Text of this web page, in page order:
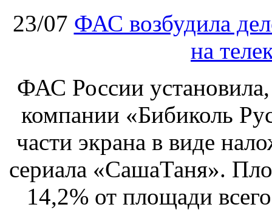
23/07 ФАС возбудила
на
ФАС России установила,
компании «Бибиколь
части экрана в виде
сериала «СашаТаня».
14,2% от площади